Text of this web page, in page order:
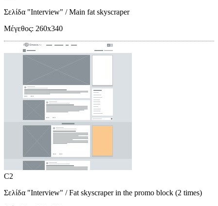
Σελίδα "Interview" / Main fat skyscraper
Μέγεθος: 260x340
C2
Σελίδα "Interview" / Fat skyscraper in the promo block (2 times)